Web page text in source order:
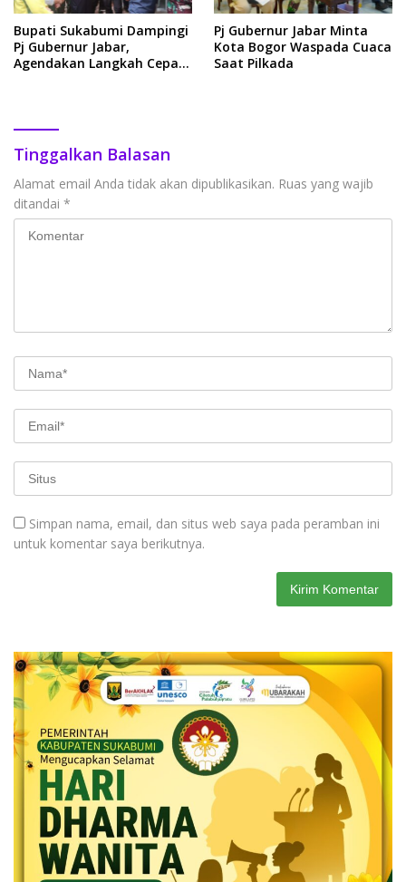
Bupati Sukabumi Dampingi
Pj Gubernur Jabar,
Agendakan Langkah Cepat
Pj Gubernur Jabar Minta
Kota Bogor Waspada Cuaca
Saat Pilkada
Tinggalkan Balasan
Alamat email Anda tidak akan dipublikasikan. Ruas yang wajib
ditandai *
Simpan nama, email, dan situs web saya pada peramban ini
untuk komentar saya berikutnya.